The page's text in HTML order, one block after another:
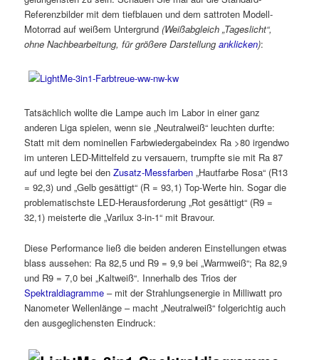
Referenzbilder mit dem tiefblauen und dem sattroten Modell-
Motorrad auf weißem Untergrund(Weißabgleich „Tageslicht“,
ohne Nachbearbeitung, für größere Darstellunganklicken):
Tatsächlich wollte die Lampe auch im Labor in einer ganz
anderen Liga spielen, wenn sie „Neutralweiß“ leuchten durfte:
Statt mit dem nominellen Farbwiedergabeindex Ra >80 irgendwo
im unteren LED-Mittelfeld zu versauern, trumpfte sie mit Ra 87
auf und legte bei denZusatz-Messfarben „Hautfarbe Rosa“ (R13
= 92,3) und „Gelb gesättigt“ (R = 93,1) Top-Werte hin. Sogar die
problematischste LED-Herausforderung „Rot gesättigt“ (R9 =
32,1) meisterte die „Varilux 3-in-1“ mit Bravour.
Diese Performance ließ die beiden anderen Einstellungen etwas
blass aussehen: Ra 82,5 und R9 = 9,9 bei „Warmweiß“; Ra 82,9
und R9 = 7,0 bei „Kaltweiß“. Innerhalb des Trios der
Spektraldiagramme – mit der Strahlungsenergie in Milliwatt pro
Nanometer Wellenlänge – macht „Neutralweiß“ folgerichtig auch
den ausgeglichensten Eindruck: